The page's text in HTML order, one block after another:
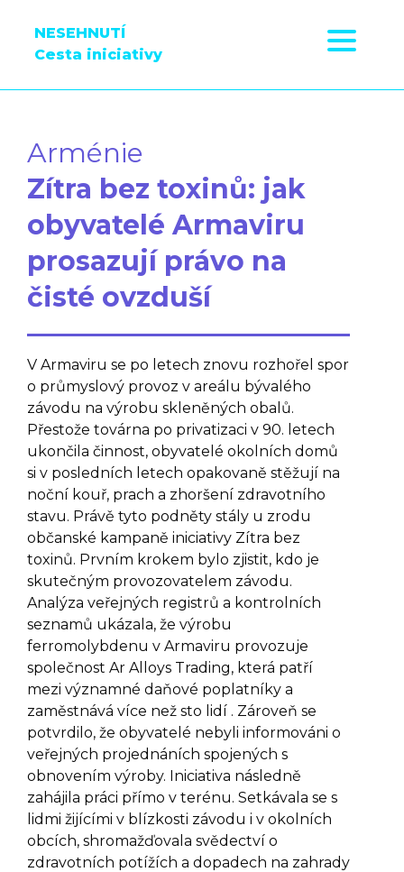
NESEHNUTÍ
Cesta iniciativy
Arménie
Zítra bez toxinů: jak
obyvatelé Armaviru
prosazují právo na
čisté ovzduší
V Armaviru se po letech znovu rozhořel spor
o průmyslový provoz v areálu bývalého
závodu na výrobu skleněných obalů.
Přestože továrna po privatizaci v 90. letech
ukončila činnost, obyvatelé okolních domů
si v posledních letech opakovaně stěžují na
noční kouř, prach a zhoršení zdravotního
stavu. Právě tyto podněty stály u zrodu
občanské kampaně iniciativy Zítra bez
toxinů. Prvním krokem bylo zjistit, kdo je
skutečným provozovatelem závodu.
Analýza veřejných registrů a kontrolních
seznamů ukázala, že výrobu
ferromolybdenu v Armaviru provozuje
společnost Ar Alloys Trading, která patří
mezi významné daňové poplatníky a
zaměstnává více než sto lidí . Zároveň se
potvrdilo, že obyvatelé nebyli informováni o
veřejných projednáních spojených s
obnovením výroby. Iniciativa následně
zahájila práci přímo v terénu. Setkávala se s
lidmi žijícími v blízkosti závodu i v okolních
obcích, shromažďovala svědectví o
zdravotních potížích a dopadech na zahrady